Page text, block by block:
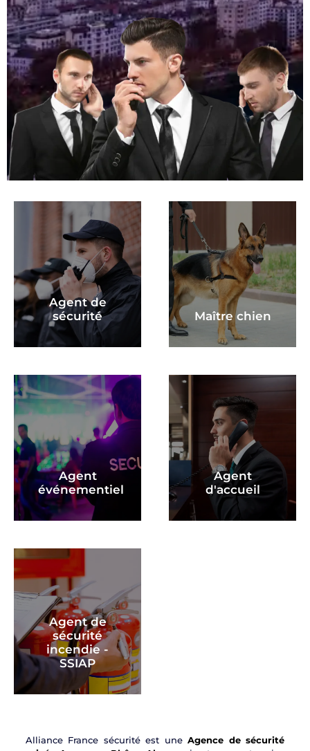
Agent de
sécurité
Maître chien
Agent
événementiel
Agent
d'accueil
Agent de
sécurité
incendie -
SSIAP
Alliance France sécurité est uneAgence de sécurité